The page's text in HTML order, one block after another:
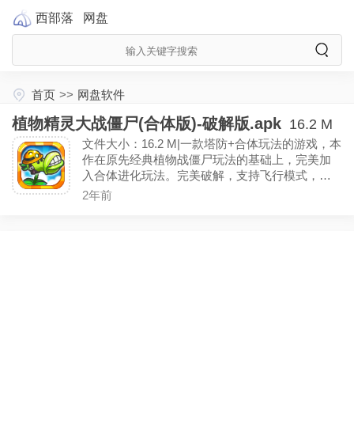
西部落 网盘
首页 >> 网盘软件
植物精灵大战僵尸(合体版)-破解版.apk 16.2 M
文件大小：16.2 M|一款塔防+合体玩法的游戏，本
作在原先经典植物战僵尸玩法的基础上，完美加
入合体进化玩法。完美破解，支持飞行模式，理
论上支持所有运营商，进入付费页面直接点确定
2年前